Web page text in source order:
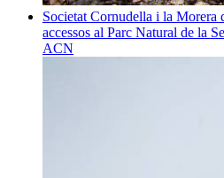
Societat Cornudella i la Morera
accessos al Parc Natural de la
ACN